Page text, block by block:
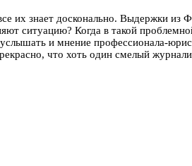
их знает досконально. Выдержки
ситуацию? Когда в такой
и мнение профессионала-
что хоть один смелый